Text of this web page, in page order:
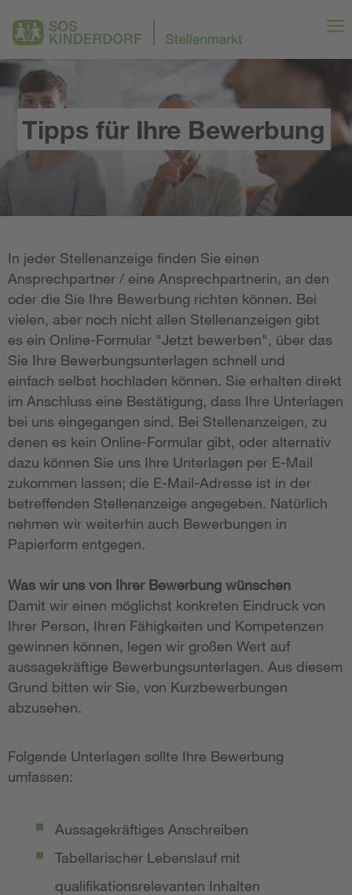
Tipps für Ihre Bewerbung
In jeder Stellenanzeige finden Sie einen
Ansprechpartner / eine Ansprechpartnerin, an den
oder die Sie Ihre Bewerbung richten können. Bei
vielen, aber noch nicht allen Stellenanzeigen gibt
es ein Online-Formular "Jetzt bewerben", über das
Sie Ihre Bewerbungsunterlagen schnell und
einfach selbst hochladen können. Sie erhalten direkt
im Anschluss eine Bestätigung, dass Ihre Unterlagen
bei uns eingegangen sind. Bei Stellenanzeigen, zu
denen es kein Online-Formular gibt, oder alternativ
dazu können Sie uns Ihre Unterlagen per E-Mail
zukommen lassen; die E-Mail-Adresse ist in der
betreffenden Stellenanzeige angegeben. Natürlich
nehmen wir weiterhin auch Bewerbungen in
Papierform entgegen.
Was wir uns von Ihrer Bewerbung wünschen
Damit wir einen möglichst konkreten Eindruck von
Ihrer Person, Ihren Fähigkeiten und Kompetenzen
gewinnen können, legen wir großen Wert auf
aussagekräftige Bewerbungsunterlagen. Aus diesem
Grund bitten wir Sie, von Kurzbewerbungen
abzusehen.
Folgende Unterlagen sollte Ihre Bewerbung
umfassen:
Aussagekräftiges Anschreiben
Tabellarischer Lebenslauf mit
qualifikationsrelevanten Inhalten